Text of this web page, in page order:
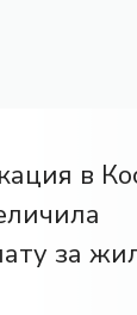
в
за